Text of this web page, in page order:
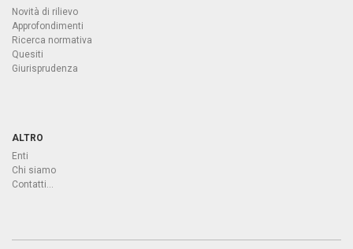
Novità di rilievo
Approfondimenti
Ricerca normativa
Quesiti
Giurisprudenza
ALTRO
Enti
Chi siamo
Contatti...